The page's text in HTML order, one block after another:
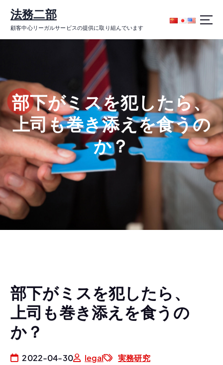
ン
キ
ッ
プ
法務二部
顧客中心リーガルサービスの提供に取り組んでいます
部下がミスを犯したら、
上司も巻き添えを食うの
か？
部下がミスを犯したら、
上司も巻き添えを食うの
か？
2022-04-30 legal
実務研究